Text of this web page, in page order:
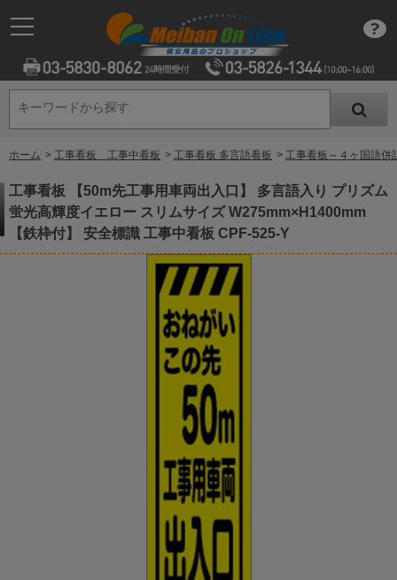
キーワードから探す
キーワードから探す
ホーム > 工事看板 工事中看板 > 工事看板 多言語看板 > 工事看板～４ヶ国語併
工事看板 【50m先工事用車両出入口】 多言語入り プリズム
蛍光高輝度イエロー スリムサイズ W275mm×H1400mm
【鉄枠付】 安全標識 工事中看板 CPF-525-Y